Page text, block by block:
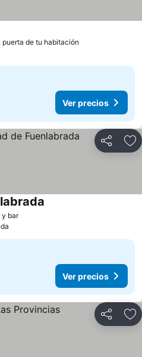
de tu habitación
Ver precios
Compartir
y bar
Ver precios
Compartir